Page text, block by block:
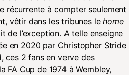
récurrente à compter seulement
vêtir dans les tribunes lehome
de l’exception. A telle enseigne
en 2020 par Christopher Stride
ces 2 fans en verve des
FA Cup de 1974 à Wembley,